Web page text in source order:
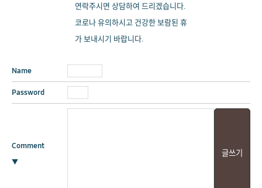
연락주시면 상담하여 드리겠습니다.
코로나 유의하시고 건강한 보람된 휴
가 보내시기 바랍니다.
Name
Password
Comment
▼